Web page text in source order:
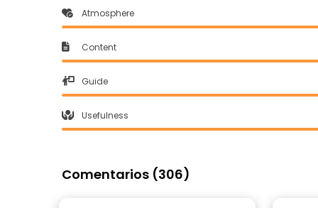
Atmosphere
Content
Guide
Usefulness
Comentarios (306)